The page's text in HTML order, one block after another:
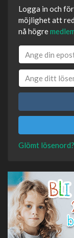
Logga in och
möjlighet att
nå högre
Glömt lösenord?